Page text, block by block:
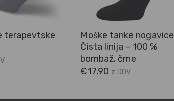
terapevtske
Moške tanke nogavice
Čista linija – 100 %
bombaž, črne
€17,90 z DDV